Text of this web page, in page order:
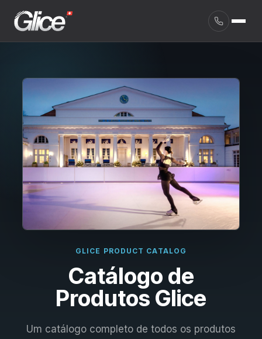
English
Nederlands
Italiano
GLICE PRODUCT CATALOG
Catálogo de
Produtos Glice
Um catálogo completo de todos os produtos